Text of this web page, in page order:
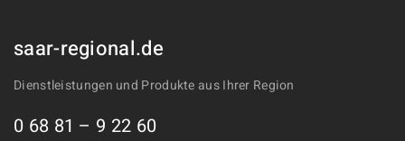
saar-regional.de
Dienstleistungen und Produkte aus Ihrer Region
0 68 81 – 9 22 60